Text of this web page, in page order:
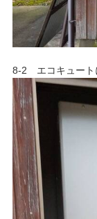
8-2 エコキュート